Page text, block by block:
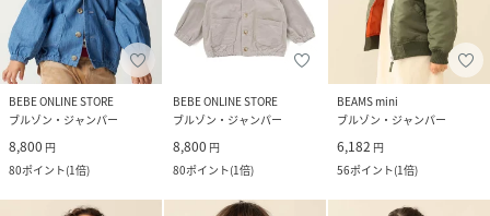
BEBE ONLINE STORE
ブルゾン・ジャンパー
8,800 円
80ポイント(1倍)
BEBE ONLINE STORE
ブルゾン・ジャンパー
8,800 円
80ポイント(1倍)
BEAMS mini
ブルゾン・ジャンパー
6,182 円
56ポイント(1倍)